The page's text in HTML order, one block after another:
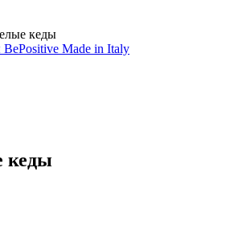
кеды
кеды